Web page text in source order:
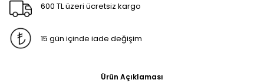
600 TL üzeri ücretsiz kargo
15 gün içinde iade değişim
Ürün Açıklaması